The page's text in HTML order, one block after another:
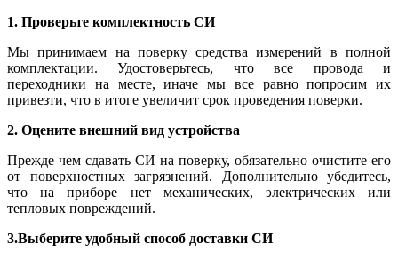
1. Проверьте комплектность СИ
Мы принимаем на поверку средства измерений в полной
комплектации. Удостоверьтесь, что все провода и
переходники на месте, иначе мы все равно попросим их
привезти, что в итоге увеличит срок проведения поверки.
2. Оцените внешний вид устройства
Прежде чем сдавать СИ на поверку, обязательно очистите его
от поверхностных загрязнений. Дополнительно убедитесь,
что на приборе нет механических, электрических или
тепловых повреждений.
3.Выберите удобный способ доставки СИ